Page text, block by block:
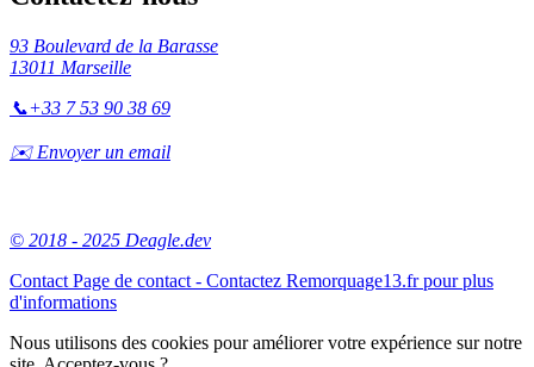
93 Boulevard de la Barasse
13011 Marseille
📞+33 7 53 90 38 69
✉️ Envoyer un email
© 2018 - 2025 Deagle.dev
Contact Page de contact - Contactez Remorquage13.fr pour plus
d'informations
Nous utilisons des cookies pour améliorer votre expérience sur notre